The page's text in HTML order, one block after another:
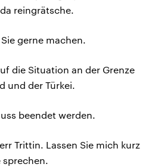
reingrätsche.
gerne machen.
die Situation an der Grenze
und der Türkei.
beendet werden.
Trittin. Lassen Sie mich kurz
sprechen.